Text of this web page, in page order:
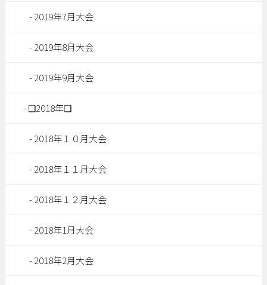
2019年7月大会
2019年8月大会
2019年9月大会
❑2018年❑
2018年１０月大会
2018年１１月大会
2018年１２月大会
2018年1月大会
2018年2月大会